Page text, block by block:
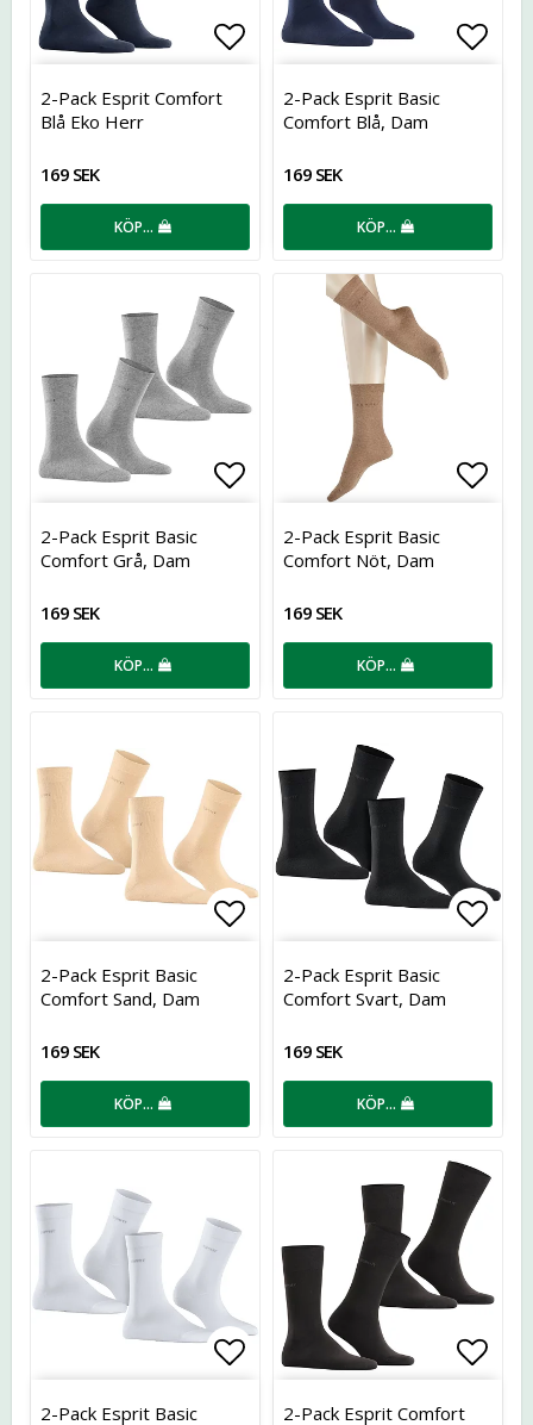
Lägg till i favoritlistan
2-Pack Esprit Comfort
Blå Eko Herr
169 SEK
KÖP…
2-Pack Esprit Basic
Comfort Blå, Dam
169 SEK
KÖP…
Lägg till i favoritlistan
2-Pack Esprit Basic
Comfort Grå, Dam
169 SEK
KÖP…
2-Pack Esprit Basic
Comfort Nöt, Dam
169 SEK
KÖP…
Lägg till i favoritlistan
2-Pack Esprit Basic
Comfort Sand, Dam
169 SEK
KÖP…
2-Pack Esprit Basic
Comfort Svart, Dam
169 SEK
KÖP…
Lägg till i favoritlistan
2-Pack Esprit Basic 2-Pack Esprit Comfort